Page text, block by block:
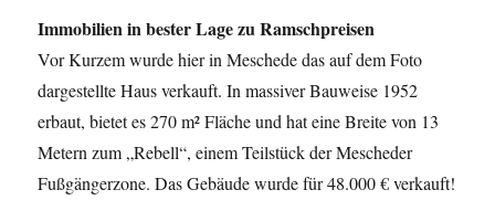
Immobilien in bester Lage zu Ramschpreisen
Vor Kurzem wurde hier in Meschede das auf dem Foto
dargestellte Haus verkauft. In massiver Bauweise 1952
erbaut, bietet es 270 m² Fläche und hat eine Breite von 13
Metern zum „Rebell“, einem Teilstück der Mescheder
Fußgängerzone. Das Gebäude wurde für 48.000 € verkauft!